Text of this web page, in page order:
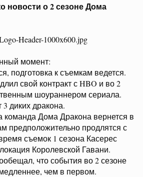
новости о 2 сезоне Дома
момент:
подготовка к съемкам ведется.
свой контракт с HBO и во 2
шоураннером сериала.
3 диких дракона.
команда Дома Дракона вернется в
предположительно продлятся с
съемок 1 сезона Касерес
Королевской Гавани.
что события во 2 сезоне
чем в первом.